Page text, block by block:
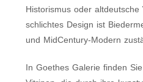
Historismus oder altdeutsche
schlichtes Design ist
und MidCentury-Modern
In Goethes Galerie finden